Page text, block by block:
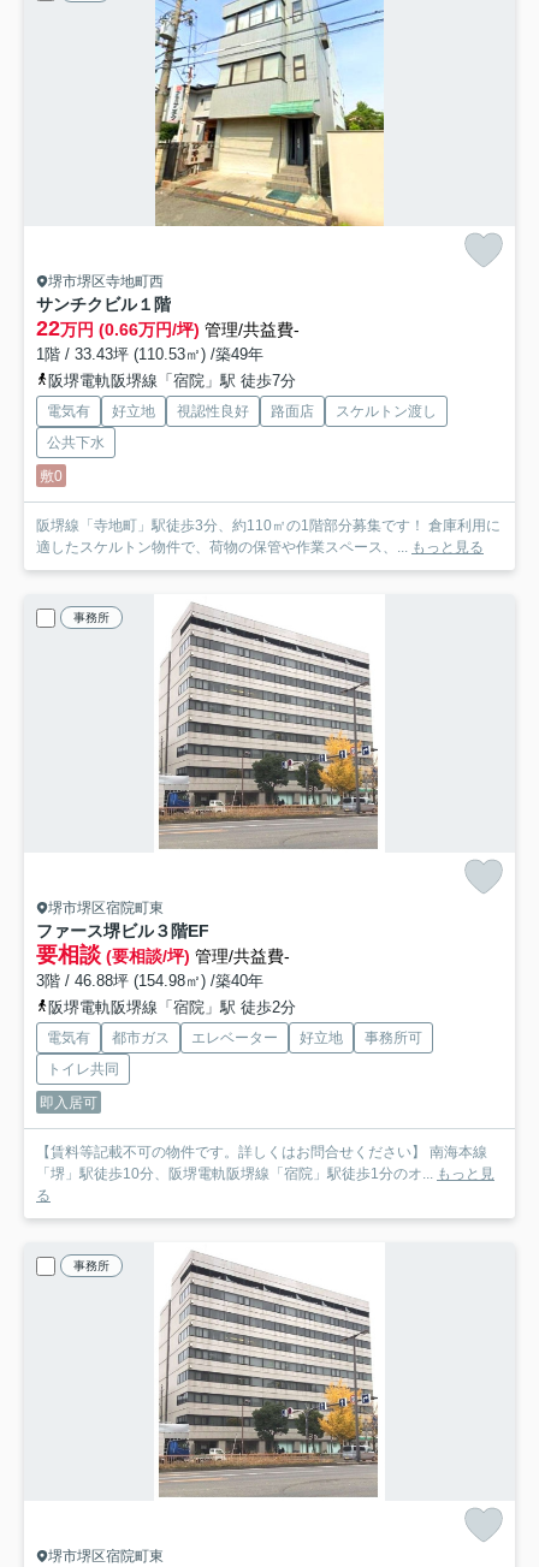
堺市堺区寺地町西
サンチクビル１階
22万円 (0.66万円/坪) 管理/共益費-
1階 / 33.43坪 (110.53㎡) /築49年
阪堺電軌阪堺線「宿院」駅 徒歩7分
電気有 好立地 視認性良好 路面店
スケルトン渡し
公共下水
敷0
阪堺線「寺地町」駅徒歩3分、約110㎡の1階部分募集です！ 倉庫利用に
適したスケルトン物件で、荷物の保管や作業スペース、... もっと見る
事務所
堺市堺区宿院町東
ファース堺ビル３階EF
要相談 (要相談/坪) 管理/共益費-
3階 / 46.88坪 (154.98㎡) /築40年
阪堺電軌阪堺線「宿院」駅 徒歩2分
電気有 都市ガス エレベーター 好立地
事務所可
トイレ共同
即入居可
【賃料等記載不可の物件です。詳しくはお問合せください】 南海本線
「堺」駅徒歩10分、阪堺電軌阪堺線「宿院」駅徒歩1分のオ... もっと見
る
事務所
堺市堺区宿院町東